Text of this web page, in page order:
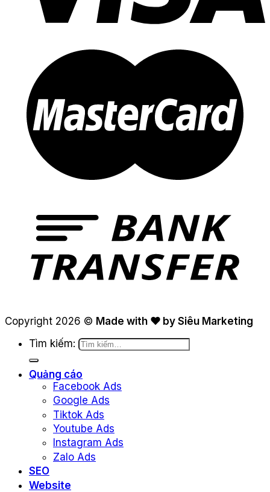
Copyright 2026 © Made with ❤ by Siêu Marketing
Tìm kiếm:
Quảng cáo
Facebook Ads
Google Ads
Tiktok Ads
Youtube Ads
Instagram Ads
Zalo Ads
SEO
Website